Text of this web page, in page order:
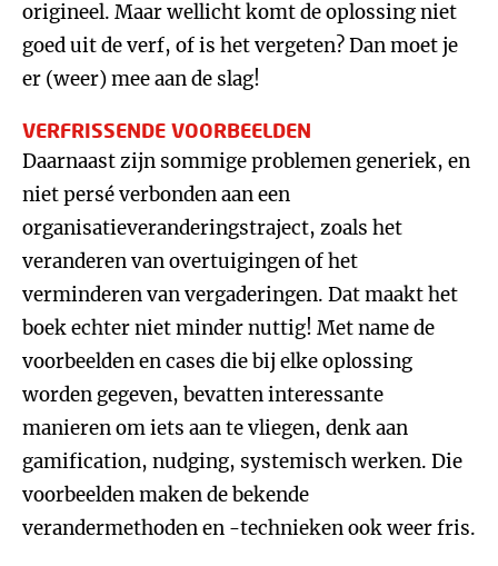
origineel. Maar wellicht komt de oplossing niet
goed uit de verf, of is het vergeten? Dan moet je
er (weer) mee aan de slag!
VERFRISSENDE VOORBEELDEN
Daarnaast zijn sommige problemen generiek, en
niet persé verbonden aan een
organisatieveranderingstraject, zoals het
veranderen van overtuigingen of het
verminderen van vergaderingen. Dat maakt het
boek echter niet minder nuttig! Met name de
voorbeelden en cases die bij elke oplossing
worden gegeven, bevatten interessante
manieren om iets aan te vliegen, denk aan
gamification, nudging, systemisch werken. Die
voorbeelden maken de bekende
verandermethoden en -technieken ook weer fris.